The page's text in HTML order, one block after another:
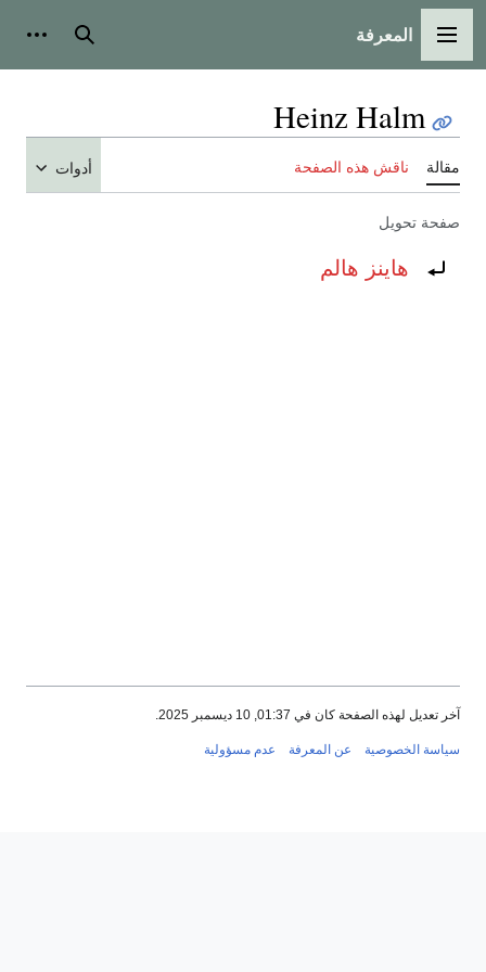
القائمة الرئيسية
المعرفة بحث
Heinz Halm
مقالة ناقش هذه الصفحة أدوات
صفحة تحويل
تحويل إلى:هاينز هالم
آخر تعديل لهذه الصفحة كان في 01:37, 10 ديسمبر 2025.
سياسة الخصوصية عن المعرفة عدم مسؤولية